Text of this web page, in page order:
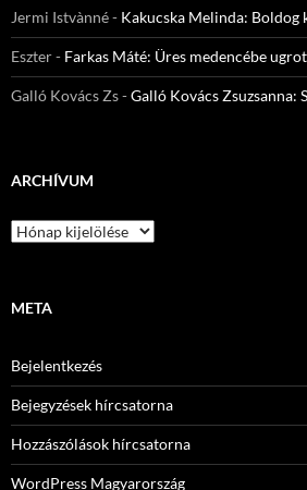
Jermi Istvànné- Kakucska Melinda:
Eszter- Farkas Máté: Üres medencébe
Galló Kovács Zs-Galló Kovács Zsuzsanna:
ARCHÍVUM
Archívum
META
Bejelentkezés
Bejegyzések hírcsatorna
Hozzászólások hírcsatorna
WordPress Magyarország